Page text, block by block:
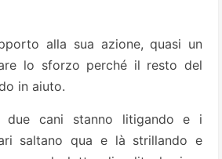
alla sua azione, quasi un
lo sforzo perché il resto del
in aiuto.
due cani stanno litigando e i
saltano qua e là strillando e